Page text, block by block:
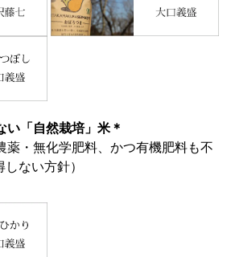
い「自然栽培」米＊
・無化学肥料、かつ有機肥料も不
ない方針）